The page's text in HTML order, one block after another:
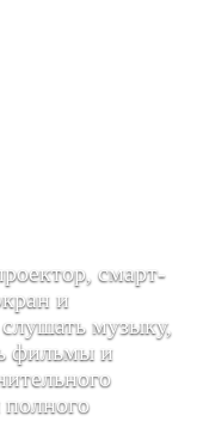
смарт-
и
музыку,
фильмы и
полного